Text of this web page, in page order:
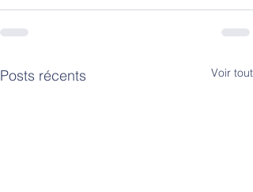
Posts récents Voir tout